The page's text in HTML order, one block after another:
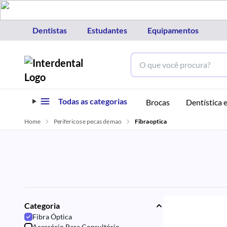
Dentistas Estudantes Equipamentos
Todas as categorias Brocas Dentística
Home
Perifericos e pecas de mao Fibra optica
Categoria
Fibra Óptica